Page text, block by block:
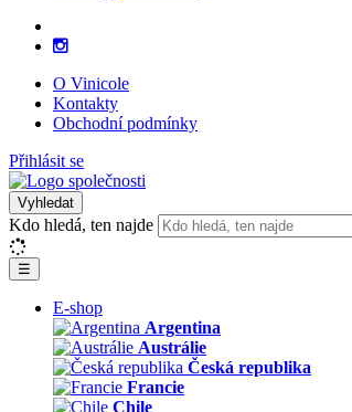
O Vinicole
Kontakty
Obchodní podmínky
Přihlásit se
Vyhledat
Kdo hledá, ten najde
☰
E-shop
Argentina
Austrálie
Česká republika
Francie
Chile